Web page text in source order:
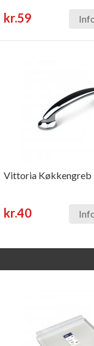
kr.59
Vittoria Køkkengreb
kr.40